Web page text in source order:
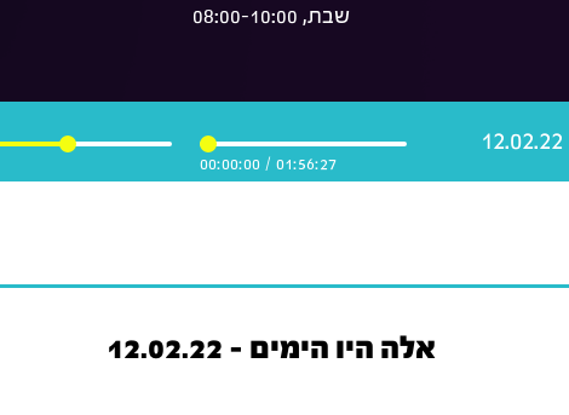
שבת, 08:00-10:00
01:56:27
/
00:00:00
אלה היו הימים - 12.02.22